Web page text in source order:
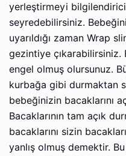
yerleştirmeyi
seyredebilirsiniz.
uyarıldığı zaman Wrap
gezintiye çıkarabilirsiniz.
engel olmuş olursunuz.
kurbağa gibi durmaktan
bebeğinizin bacaklarını
Bacaklarının tam açık
bacaklarını sizin
yanlış olmuş demektir.